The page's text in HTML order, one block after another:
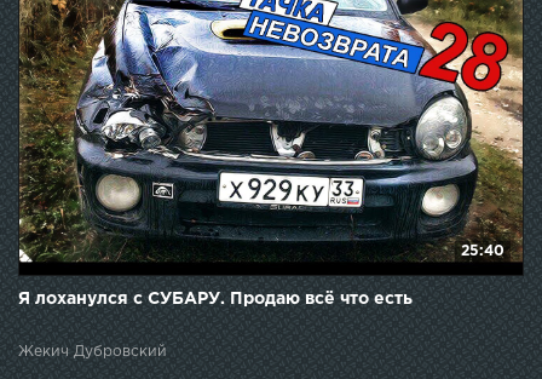
25:40
Я лоханулся с СУБАРУ. Продаю всё что есть
Жекич Дубровский